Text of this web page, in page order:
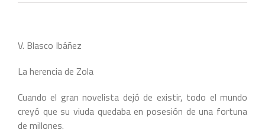
V. Blasco Ibáñez
La herencia de Zola
Cuando el gran novelista dejó de existir, todo el mundo
creyó que su viuda quedaba en posesión de una fortuna
de millones.